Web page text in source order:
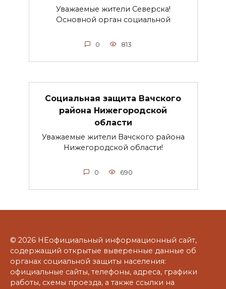
Уважаемые жители Северска!
Основной орган социальной
0 813
Социальная защита Вачского
района Нижегородской
области
Уважаемые жители Вачского района
Нижегородской области!
0 690
© 2026 НЕофициальный информационный сайт,
содержащий открытые выверенные данные об
органах социальной защиты населения:
официальные сайты, телефоны, адреса, графики
работы, схемы проезда, а также ссылки на